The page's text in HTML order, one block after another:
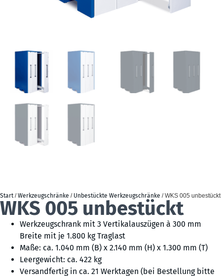
Start/Werkzeugschränke / Unbestückte Werkzeugschränke / WKS 005 unbestückt
WKS 005 unbestückt
Werkzeugschrank mit 3 Vertikalauszügen à 300 mm
Breite mit je 1.800 kg Traglast
Maße: ca. 1.040 mm (B) x 2.140 mm (H) x 1.300 mm (T)
Leergewicht: ca. 422 kg
Versandfertig in ca. 21 Werktagen (bei Bestellung bitte